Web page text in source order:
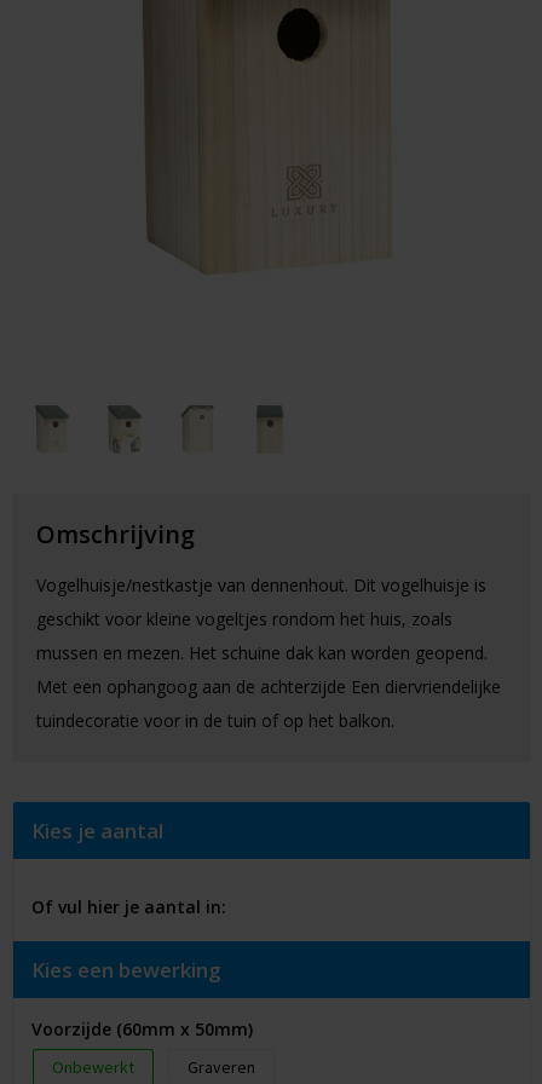
Gezondheid & Verzorging
Omschrijving
Vogelhuisje/nestkastje van dennenhout. Dit vogelhuisje is
geschikt voor kleine vogeltjes rondom het huis, zoals
mussen en mezen. Het schuine dak kan worden geopend.
Met een ophangoog aan de achterzijde Een diervriendelijke
tuindecoratie voor in de tuin of op het balkon.
Kies je aantal
Of vul hier je aantal in:
Kies een bewerking
Voorzijde (60mm x 50mm)
Onbewerkt Graveren